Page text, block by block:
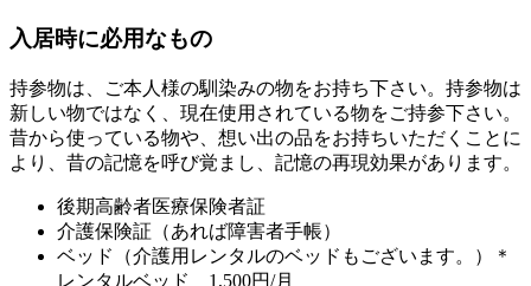
入居時に必用なもの
持参物は、ご本人様の馴染みの物をお持ち下さい。 持参物は
新しい物ではなく、現在使用されている物をご持参下さい。
昔から使っている物や、想い出の品をお持ちいただくことに
より、昔の記憶を呼び覚まし、記憶の再現効果があります。
後期高齢者医療保険者証
介護保険証（あれば障害者手帳）
ベッド（介護用レンタルのベッドもございます。）＊
レンタルベッド 1,500円/月